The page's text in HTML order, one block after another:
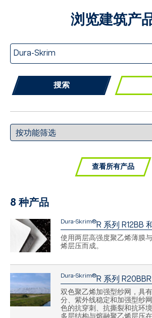
浏览建筑产
查看所有产品
8 种产品
Dura-Skrim®R 系列 R12BB
使用两层高强度聚乙烯薄膜
烯层压而成。
Dura-Skrim®R 系列
双色聚乙烯加强型纱网，具
分、紫外线稳定和加强型纱
色的抗穿刺、抗撕裂和抗环
多层结构与熔融聚乙烯层压